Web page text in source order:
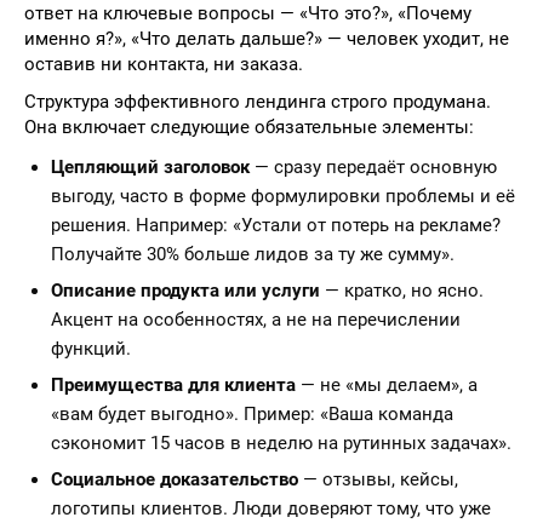
ответ на ключевые вопросы — «Что это?», «Почему
именно я?», «Что делать дальше?» — человек уходит, не
оставив ни контакта, ни заказа.
Структура эффективного лендинга строго продумана.
Она включает следующие обязательные элементы:
Цепляющий заголовок— сразу передаёт основную
выгоду, часто в форме формулировки проблемы и её
решения. Например: «Устали от потерь на рекламе?
Получайте 30% больше лидов за ту же сумму».
Описание продукта или услуги — кратко, но ясно.
Акцент на особенностях, а не на перечислении
функций.
Преимущества для клиента — не «мы делаем», а
«вам будет выгодно». Пример: «Ваша команда
сэкономит 15 часов в неделю на рутинных задачах».
Социальное доказательство — отзывы, кейсы,
логотипы клиентов. Люди доверяют тому, что уже